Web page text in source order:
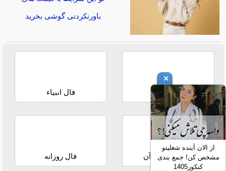
باورنکردنی گوشی بخرید
فال حافظ فال انبیاء
استخاره با قرآن فال روزانه
×
از الان آینده شغلیتو
مشخص کن! جمع بندی
کنکور1405